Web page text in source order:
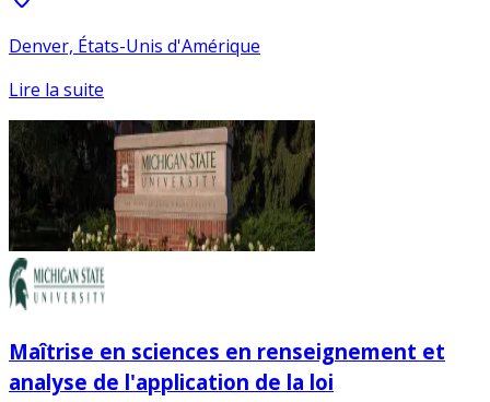
Denver, États-Unis d'Amérique
Lire la suite
Maîtrise en sciences en renseignement et
analyse de l'application de la loi